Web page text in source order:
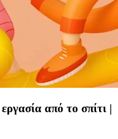
από το σπίτι |